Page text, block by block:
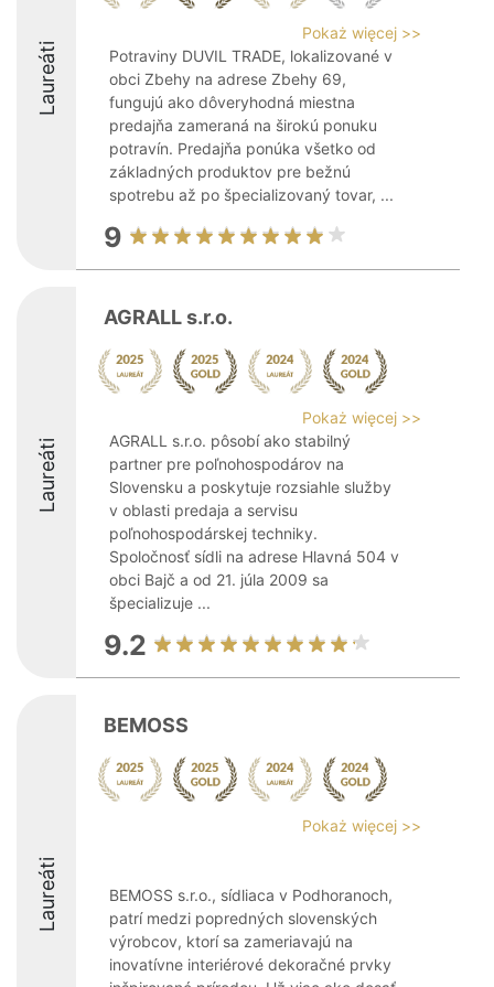
Laureáti
Pokaż więcej >>
Potraviny DUVIL TRADE, lokalizované v
obci Zbehy na adrese Zbehy 69,
fungujú ako dôveryhodná miestna
predajňa zameraná na širokú ponuku
potravín. Predajňa ponúka všetko od
základných produktov pre bežnú
spotrebu až po špecializovaný tovar, ...
9
Laureáti
AGRALL s.r.o.
Pokaż więcej >>
AGRALL s.r.o. pôsobí ako stabilný
partner pre poľnohospodárov na
Slovensku a poskytuje rozsiahle služby
v oblasti predaja a servisu
poľnohospodárskej techniky.
Spoločnosť sídli na adrese Hlavná 504 v
obci Bajč a od 21. júla 2009 sa
špecializuje ...
9.2
Laureáti
BEMOSS
Pokaż więcej >>
BEMOSS s.r.o., sídliaca v Podhoranoch,
patrí medzi popredných slovenských
výrobcov, ktorí sa zameriavajú na
inovatívne interiérové dekoračné prvky